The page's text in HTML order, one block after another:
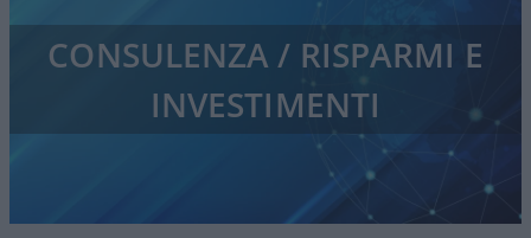
CONSULENZA / RISPARMI E
INVESTIMENTI